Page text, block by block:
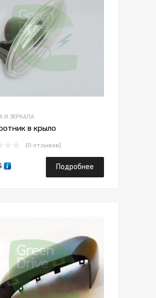
И ЗЕРКАЛА
в крыло
(0 отзывов)
Подробнее